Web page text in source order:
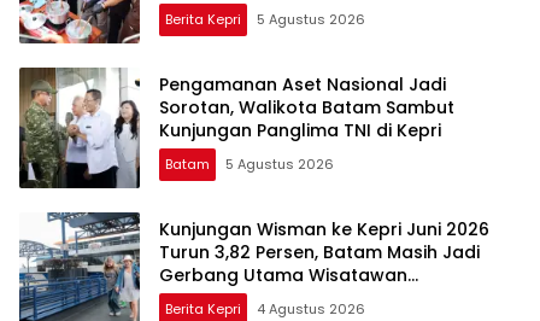
Berita Kepri 5 Agustus 2026
Pengamanan Aset Nasional Jadi
Sorotan, Walikota Batam Sambut
Kunjungan Panglima TNI di Kepri
Batam 5 Agustus 2026
Kunjungan Wisman ke Kepri Juni 2026
Turun 3,82 Persen, Batam Masih Jadi
Gerbang Utama Wisatawan
Mancanegara
Berita Kepri 4 Agustus 2026